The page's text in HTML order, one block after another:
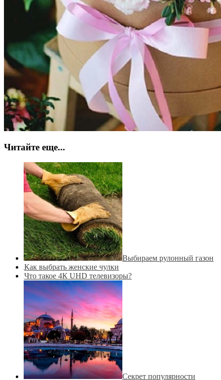
Читайте еще...
Выбираем рулонный газон
Как выбрать женские чулки
Что такое 4К UHD телевизоры?
Секрет популярности